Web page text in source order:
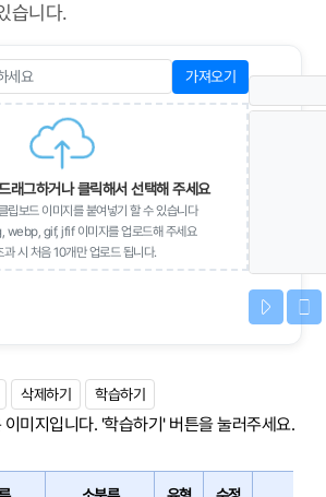
습니다.
가져오기
래그하거나 클릭해서 선택해 주세요
립보드 이미지를 붙여넣기 할 수 있습니다
gif, jfif 이미지를 업로드해 주세요
과 시 처음 10개만 업로드 됩니다.
삭제하기 학습하기
미지입니다. '학습하기' 버튼을 눌러주세요.